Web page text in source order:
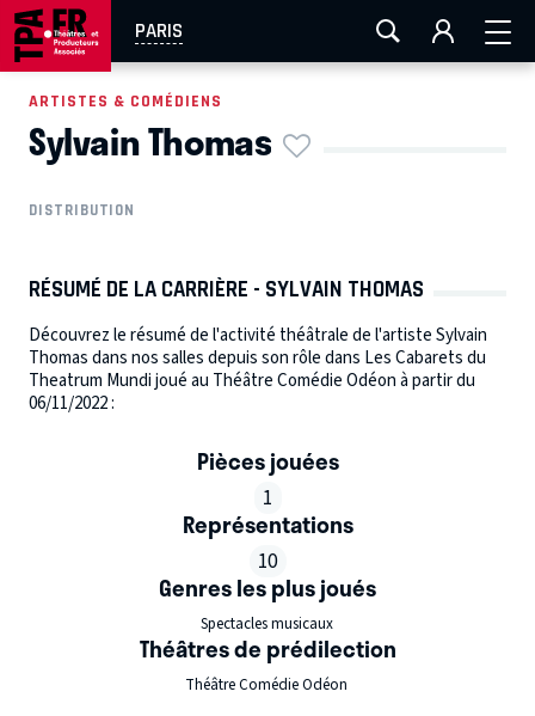
PARIS
AIX-MARSEILLE LA ROCHELLE
EN TOURNÉE
ARTISTES & COMÉDIENS
Sylvain Thomas
DISTRIBUTION
RÉSUMÉ DE LA CARRIÈRE - SYLVAIN THOMAS
Découvrez le résumé de l'activité théâtrale de l'artiste Sylvain
Thomas dans nos salles depuis son rôle dans Les Cabarets du
Theatrum Mundi joué au Théâtre Comédie Odéon à partir du
06/11/2022 :
Pièces jouées
1
Représentations
10
Genres les plus joués
Spectacles musicaux
Théâtres de prédilection
Théâtre Comédie Odéon